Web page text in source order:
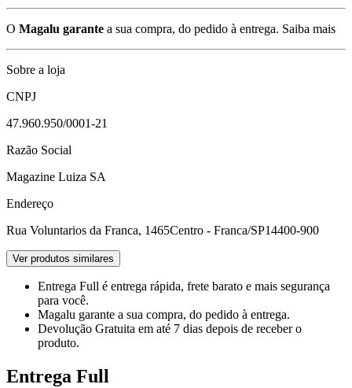
O Magalu garante a sua compra, do pedido à entrega. Saiba mais
Sobre a loja
CNPJ
47.960.950/0001-21
Razão Social
Magazine Luiza SA
Endereço
Rua Voluntarios da Franca, 1465Centro - Franca/SP14400-900
Ver produtos similares
Entrega Full é entrega rápida, frete barato e mais segurança
para você.
Magalu garante a sua compra, do pedido à entrega.
Devolução Gratuita em até 7 dias depois de receber o
produto.
Entrega Full